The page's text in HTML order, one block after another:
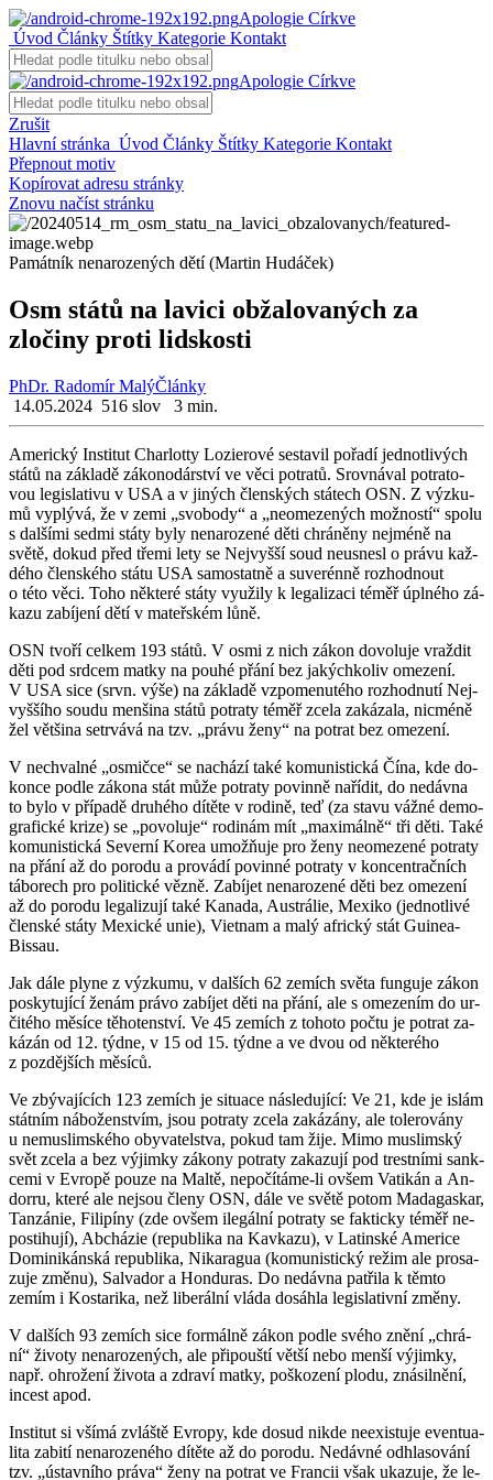
Apologie Církve
Úvod Články Štítky Kategorie Kontakt
Apologie Církve
Zrušit
Hlavní stránka Úvod Články Štítky Kategorie Kontakt
Přepnout motiv
Kopírovat adresu stránky
Znovu načíst stránku
Památník nenarozených dětí (Martin Hudáček)
Osm států na lavici obžalovaných za
zločiny proti lidskosti
PhDr. Radomír MalýČlánky
14.05.2024 516 slov 3 min.
Ame­ric­ký In­sti­tut Char­lot­ty Lo­zie­ro­vé se­sta­vil po­řa­dí jed­not­li­vých
států na zá­kla­dě zá­ko­no­dár­ství ve věci po­tra­tů. Srov­ná­val po­tra­to­
vou le­gisla­ti­vu v USA a v ji­ných člen­ských stá­tech OSN. Z vý­zku­
mů vy­plý­vá, že v zemi „svo­bo­dy“ a „ne­o­me­ze­ných mož­nos­tí“ spolu
s dal­ší­mi sedmi státy byly ne­na­ro­ze­né děti chrá­ně­ny nejmé­ně na
světě, dokud před třemi lety se Nej­vyš­ší soud ne­u­sne­sl o právu kaž­
dé­ho člen­ské­ho státu USA sa­mo­stat­ně a su­ve­rén­ně roz­hod­nout
o této věci. Toho ně­kte­ré státy vy­u­ži­ly k le­ga­li­za­ci téměř úpl­né­ho zá­
ka­zu za­bí­je­ní dětí v ma­teř­ském lůně.
OSN tvoří cel­kem 193 států. V osmi z nich zákon do­vo­lu­je vraž­dit
děti pod srd­cem matky na pouhé přání bez ja­kých­ko­liv ome­ze­ní.
V USA sice (srvn. výše) na zá­kla­dě vzpo­me­nu­té­ho roz­hod­nu­tí Nej­
vyš­ší­ho soudu men­ši­na států po­tra­ty téměř zcela za­ká­za­la, nicmé­ně
žel vět­ši­na se­tr­vá­vá na tzv. „právu ženy“ na po­trat bez ome­ze­ní.
V ne­chval­né „os­mič­ce“ se na­chá­zí také ko­mu­nis­tic­ká Čína, kde do­
kon­ce podle zá­ko­na stát může po­tra­ty po­vin­ně na­ří­dit, do ne­dáv­na
to bylo v pří­pa­dě dru­hé­ho dí­tě­te v ro­di­ně, teď (za stavu vážné de­mo­
gra­fic­ké krize) se „po­vo­lu­je“ ro­di­nám mít „ma­xi­mál­ně“ tři děti. Také
ko­mu­nis­tic­ká Se­ver­ní Korea umožňuje pro ženy ne­o­me­ze­né po­tra­ty
na přání až do po­ro­du a pro­vá­dí po­vin­né po­tra­ty v kon­cen­t­rač­ních
tá­bo­rech pro po­li­tic­ké vězně. Za­bí­jet ne­na­ro­ze­né děti bez ome­ze­ní
až do po­ro­du le­ga­li­zu­jí také Ka­na­da, Aus­trá­lie, Me­xi­ko (jed­not­li­vé
člen­ské státy Me­xic­ké unie), Viet­nam a malý af­ric­ký stát Gui­nea-
Bis­sau.
Jak dále plyne z vý­zku­mu, v dal­ších 62 ze­mích světa fun­gu­je zákon
po­sky­tu­jí­cí ženám právo za­bí­jet děti na přání, ale s ome­ze­ním do ur­
či­té­ho mě­sí­ce tě­ho­ten­ství. Ve 45 ze­mích z to­ho­to počtu je po­trat za­
ká­zán od 12. týdne, v 15 od 15. týdne a ve dvou od ně­kte­ré­ho
z poz­děj­ších mě­sí­ců.
Ve zbý­va­jí­cích 123 ze­mích je si­tu­a­ce ná­sle­du­jí­cí: Ve 21, kde je islám
stát­ním ná­bo­žen­stvím, jsou po­tra­ty zcela za­ká­zá­ny, ale to­le­ro­vá­ny
u ne­mus­lim­ské­ho oby­va­tel­stva, pokud tam žije. Mimo mus­lim­ský
svět zcela a bez vý­jim­ky zá­ko­ny po­tra­ty za­ka­zu­jí pod trest­ní­mi sank­
ce­mi v Ev­ro­pě pouze na Maltě, ne­po­čí­tá­me-li ovšem Va­ti­kán a An­
dor­ru, které ale nejsou členy OSN, dále ve světě potom Ma­da­gaskar,
Tan­zá­nie, Fi­li­pí­ny (zde ovšem ile­gál­ní po­tra­ty se fak­tic­ky téměř ne­
po­sti­hu­jí), Ab­chá­zie (re­pub­li­ka na Kav­ka­zu), v La­tin­ské Ame­ri­ce
Do­mi­ni­kán­ská re­pub­li­ka, Ni­ka­ra­gua (ko­mu­nis­tic­ký režim ale pro­sa­
zu­je změnu), Sal­va­dor a Hondu­ras. Do ne­dáv­na pa­t­ři­la k těmto
zemím i Kosta­ri­ka, než li­be­rál­ní vláda do­sáh­la le­gisla­tiv­ní změny.
V dal­ších 93 ze­mích sice for­mál­ně zákon podle svého znění „chrá­
ní“ ži­vo­ty ne­na­ro­ze­ných, ale při­pouš­tí větší nebo menší vý­jim­ky,
např. ohro­že­ní ži­vo­ta a zdra­ví matky, po­ško­ze­ní plodu, zná­sil­ně­ní,
in­cest apod.
In­sti­tut si všímá zvláš­tě Ev­ro­py, kde dosud nikde ne­e­xis­tu­je even­tu­a­
li­ta za­bi­tí ne­na­ro­ze­né­ho dí­tě­te až do po­ro­du. Ne­dáv­né od­hla­so­vá­ní
tzv. „ústav­ní­ho práva“ ženy na po­trat ve Fran­cii však uka­zu­je, že le­